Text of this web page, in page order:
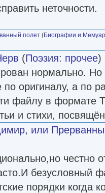
неточности.
полет (Биографии и
(Поэзия: прочее)
нормально. Но
оригиналу, а по
файлу в формате
и стихи,
или
честно
безусловный
порядки когда